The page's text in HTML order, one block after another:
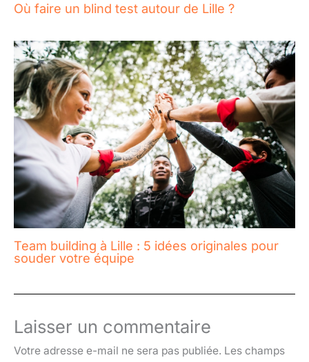
Où faire un blind test autour de Lille ?
Team building à Lille : 5 idées originales pour
souder votre équipe
Laisser un commentaire
Votre adresse e-mail ne sera pas publiée. Les champs